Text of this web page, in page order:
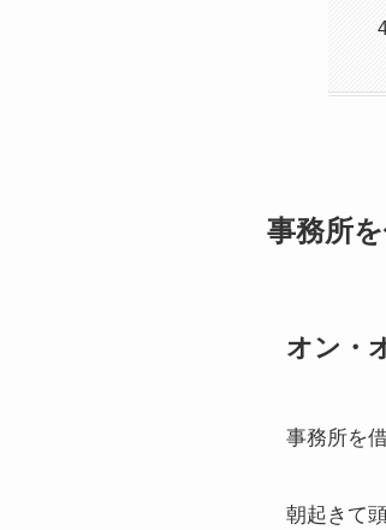
事務所
オン・
事務所を
朝起きて